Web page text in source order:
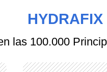
HYDRAFIX
las 100.000